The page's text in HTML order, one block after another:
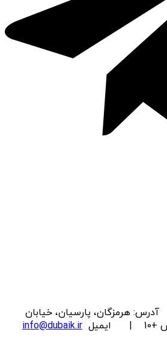
هرمزگان، پارسیان، خیابان
info@dubaik.ir